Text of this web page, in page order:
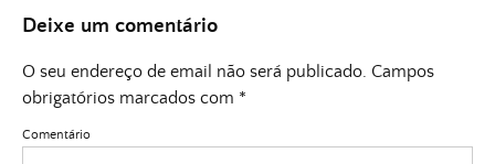
Deixe um comentário
O seu endereço de email não será publicado. Campos
obrigatórios marcados com *
Comentário